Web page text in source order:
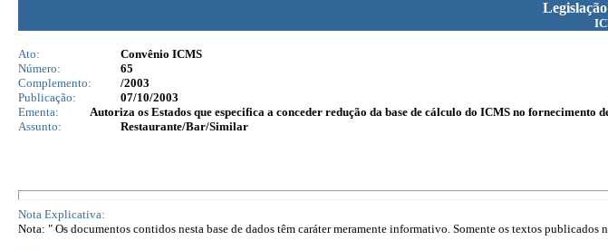
Ato:
Convênio ICMS
Número:
65
Complemento:
/2003
Publicação:
07/10/2003
Ementa:
Autoriza os Estados que especifica a conceder redução da base de cálculo do ICMS no
Assunto:
Restaurante/Bar/Similar
Nota Explicativa:
Nota: " Os documentos contidos nesta base de dados têm caráter meramente informativo. Somente os textos